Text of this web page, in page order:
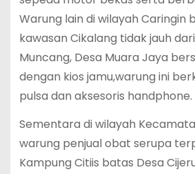
Warung lain di wilayah Caringin
kawasan Cikalang tidak jauh
Muncang, Desa Muara Jaya
dengan kios jamu,warung ini
pulsa dan aksesoris handphone.
Sementara di wilayah
warung penjual obat serupa
Kampung Citiis batas Desa